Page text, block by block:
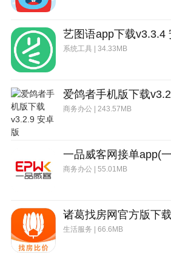
1、优化系统性能，体验更顺畅
2、修复已知的BUG
系统工具 | 34.33MB
商务办公 | 243.57MB
商务办公 | 55.01MB
生活服务 | 66.6MB